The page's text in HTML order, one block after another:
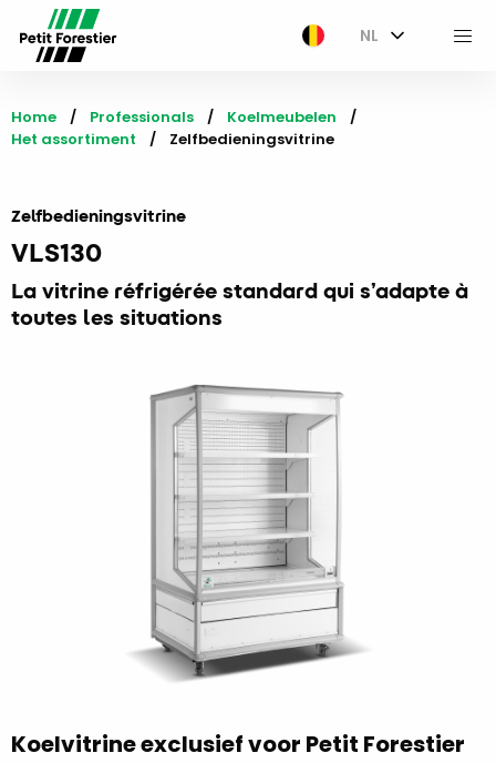
NL
Home Professionals
Koelmeubelen
Het assortiment
Current:
Zelfbedieningsvitrine
Zelfbedieningsvitrine
VLS130
La vitrine​ réfrigérée standard qui s’adapte à
toutes les situations​
Koelvitrine exclusief voor Petit Forestier